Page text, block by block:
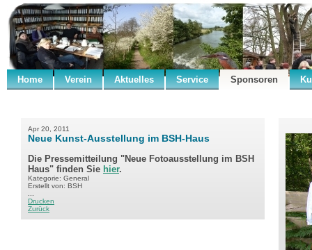
Home Verein Aktuelles Service Sponsoren
Apr 20, 2011
Neue Kunst-Ausstellung im BSH-Haus
Die Pressemitteilung "Neue Fotoausstellung im BSH
Haus" finden Sie hier.
Kategorie: General
Erstellt von: BSH
Drucken
Zurück